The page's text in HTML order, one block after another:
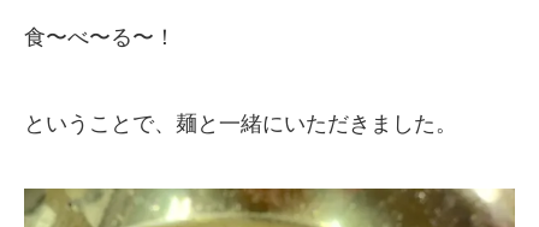
食〜べ〜る〜！
ということで、麺と一緒にいただきました。